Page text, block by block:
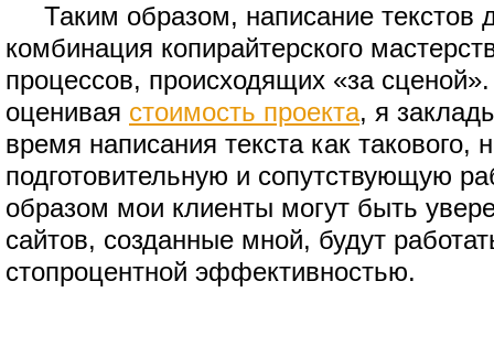
Таким образом, написание текстов
комбинация копирайтерского
процессов, происходящих «за
оценивая стоимость проекта, я
время написания текста как такового,
подготовительную и сопутствующую
образом мои клиенты могут быть
сайтов, созданные мной, будут
стопроцентной эффективностью.